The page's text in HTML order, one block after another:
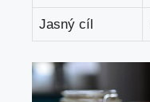
Jasný cíl